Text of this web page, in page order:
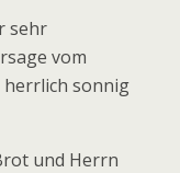
sehr
vom
herrlich sonnig
und Herrn